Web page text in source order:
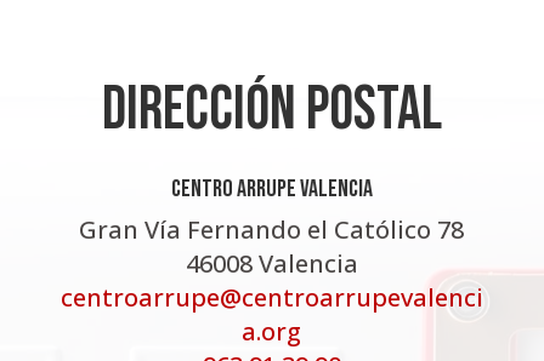
Dirección Postal
CENTRO ARRUPE VALENCIA
Gran Vía Fernando el Católico 78
46008 Valencia
centroarrupe@centroarrupevalenci
a.org